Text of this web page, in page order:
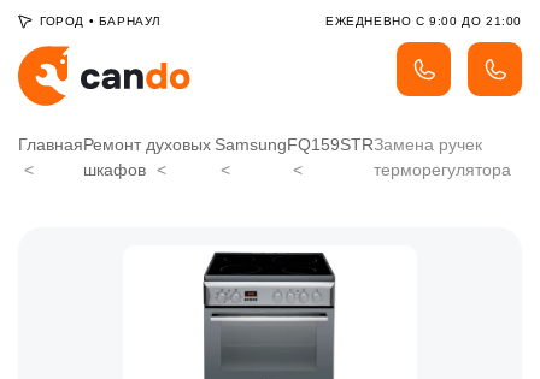
ГОРОД • БАРНАУЛ ЕЖЕДНЕВНО С 9:00 ДО 21:00
ГлавнаяРемонт духовых
шкафов
SamsungFQ159STRЗамена ручек
терморегулятора